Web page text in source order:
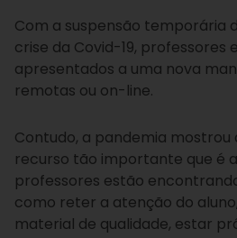
Com a suspensão temporária
crise da Covid-19, professores
apresentados a uma nova
remotas ou on-line.
Contudo, a pandemia mostrou
recurso tão importante que é
professores estão
como reter a atenção do
material de qualidade, estar